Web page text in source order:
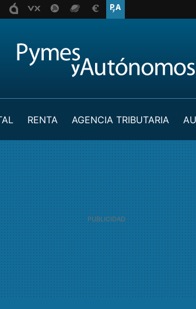
RENTA AGENCIA TRIBUTARIA